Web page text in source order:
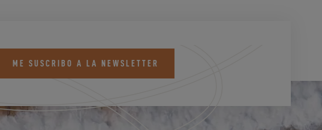
ME SUSCRIBO A LA NEWSLETTER